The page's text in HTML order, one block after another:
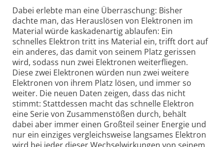
Dabei erlebte man eine Überraschung: Bisher
dachte man, das Herauslösen von Elektronen im
Material würde kaskadenartig ablaufen: Ein
schnelles Elektron tritt ins Material ein, trifft dort auf
ein anderes, das damit von seinem Platz gerissen
wird, sodass nun zwei Elektronen weiterfliegen.
Diese zwei Elektronen würden nun zwei weitere
Elektronen von ihrem Platz lösen, und immer so
weiter. Die neuen Daten zeigen, dass das nicht
stimmt: Stattdessen macht das schnelle Elektron
eine Serie von Zusammen­stößen durch, behält
dabei aber immer einen Großteil seiner Energie und
nur ein einziges vergleichs­weise langsames Elektron